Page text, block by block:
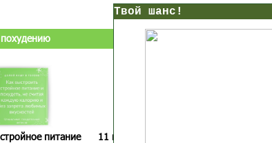
питание
11 каратов стройности для занятых
Твой шанс!
начни
Первый